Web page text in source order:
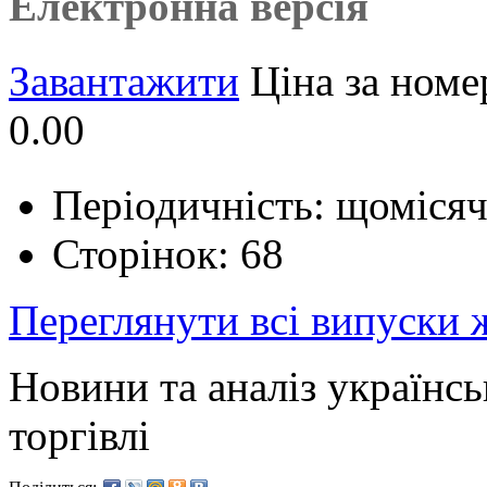
Завантажити Ціна за
0.00
Періодичність:
Сторінок: 68
Переглянути всі випуски
Новини та аналіз
торгівлі